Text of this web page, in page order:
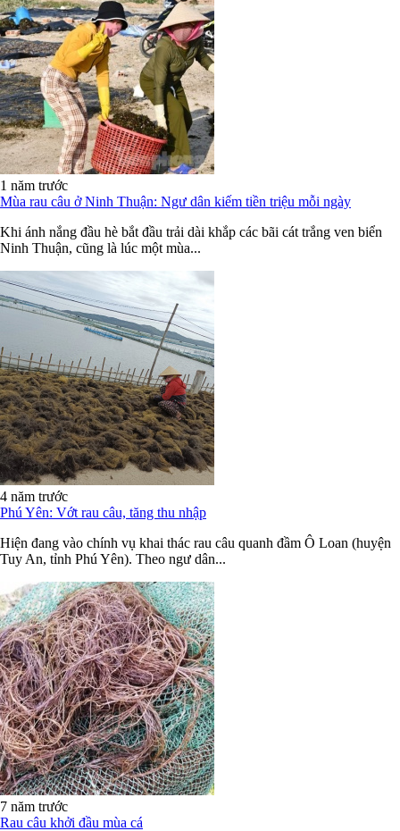
1 năm trước
Mùa rau câu ở Ninh Thuận: Ngư dân kiếm tiền triệu mỗi ngày
Khi ánh nắng đầu hè bắt đầu trải dài khắp các bãi cát trắng ven biển
Ninh Thuận, cũng là lúc một mùa...
4 năm trước
Phú Yên: Vớt rau câu, tăng thu nhập
Hiện đang vào chính vụ khai thác rau câu quanh đầm Ô Loan (huyện
Tuy An, tỉnh Phú Yên). Theo ngư dân...
7 năm trước
Rau câu khởi đầu mùa cá